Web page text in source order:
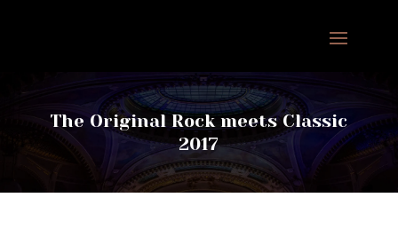
The Original Rock meets Classic
2017